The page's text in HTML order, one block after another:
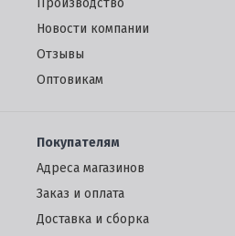
Производство
Новости компании
Отзывы
Oптовикам
Покупателям
Адреса магазинов
Заказ и оплата
Доставка и сборка